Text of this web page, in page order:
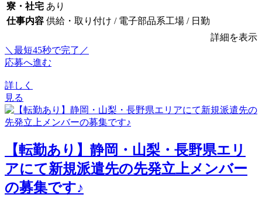
寮・社宅 あり
仕事内容 供給・取り付け / 電子部品系工場 / 日勤
詳細を表示
＼最短45秒で完了／
応募へ進む
詳しく
見る
【転勤あり】静岡・山梨・長野県エリ
アにて新規派遣先の先発立上メンバー
の募集です♪